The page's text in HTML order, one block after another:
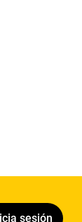
sesión